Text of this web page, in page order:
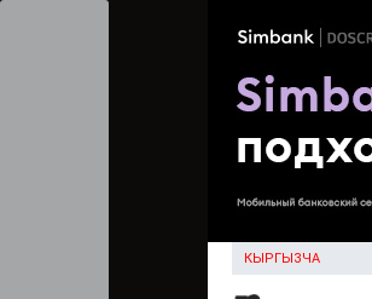
КЫРГЫЗЧА